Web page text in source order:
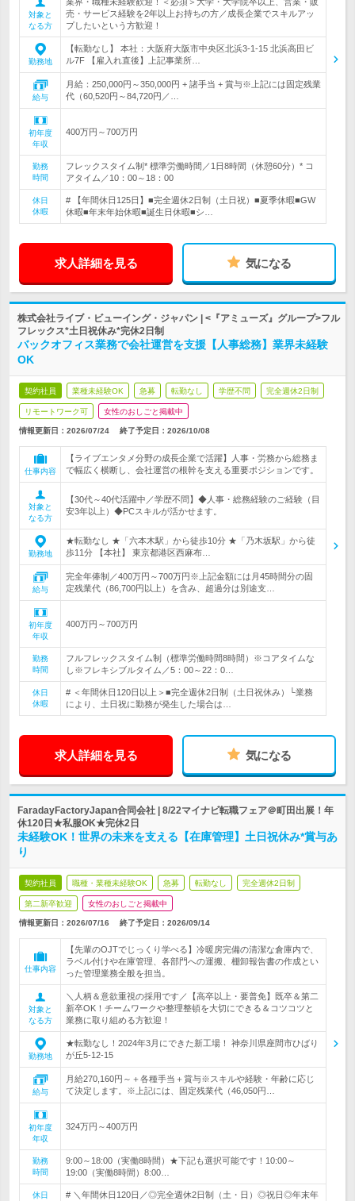
対象と
なる方
売・サービス経験を2年以上お持ちの方／成長企業でスキルアッ
プしたいという方歓迎！
勤務地
【転勤なし】 本社：大阪府大阪市中央区北浜3-1-15 北浜高田ビ
ル7F 【雇入れ直後】上記事業所…
給与
月給：250,000円～350,000円 + 諸手当 + 賞与※上記には固定残業
代（60,520円～84,720円／…
初年度
年収
400万円～700万円
勤務
時間
フレックスタイム制* 標準労働時間／1日8時間（休憩60分）* コ
アタイム／10：00～18：00
休日
休暇
# 【年間休日125日】■完全週休2日制（土日祝）■夏季休暇■GW
休暇■年末年始休暇■誕生日休暇■シ…
求人詳細を見る 気になる
株式会社ライブ・ビューイング・ジャパン | <『アミューズ』グループ>フル
フレックス*土日祝休み*完休2日制
バックオフィス業務で会社運営を支援【人事総務】業界未経験
OK
契約社員 業種未経験OK 急募 転勤なし 学歴不問 完全週休2日制
リモートワーク可 女性のおしごと掲載中
情報更新日：2026/07/24 終了予定日： 2026/10/08
仕事内容
【ライブエンタメ分野の成長企業で活躍】人事・労務から総務ま
で幅広く横断し、会社運営の根幹を支える重要ポジションです。
対象と
なる方
【30代～40代活躍中／学歴不問】◆人事・総務経験のご経験（目
安3年以上）◆PCスキルが活かせます。
勤務地
★転勤なし ★「六本木駅」から徒歩10分 ★「乃木坂駅」から徒
歩11分 【本社】 東京都港区西麻布…
給与
完全年俸制／400万円～700万円※上記金額には月45時間分の固
定残業代（86,700円以上）を含み、超過分は別途支…
初年度
年収
400万円～700万円
勤務
時間
フルフレックスタイム制（標準労働時間8時間）※コアタイムな
し※フレキシブルタイム／5：00～22：0…
休日
休暇
# ＜年間休日120日以上＞■完全週休2日制（土日祝休み）└業務
により、土日祝に勤務が発生した場合は…
求人詳細を見る 気になる
FaradayFactoryJapan合同会社 | 8/22マイナビ転職フェア＠町田出展！年
休120日★私服OK★完休2日
未経験OK！世界の未来を支える【在庫管理】土日祝休み*賞与あ
り
契約社員 職種・業種未経験OK 急募 転勤なし 完全週休2日制
第二新卒歓迎 女性のおしごと掲載中
情報更新日：2026/07/16 終了予定日： 2026/09/14
仕事内容
【先輩のOJTでじっくり学べる】冷暖房完備の清潔な倉庫内で、
ラベル付けや在庫管理、各部門への運搬、棚卸報告書の作成とい
った管理業務全般を担当。
対象と
なる方
＼人柄＆意欲重視の採用です／【高卒以上・要普免】既卒＆第二
新卒OK！チームワークや整理整頓を大切にできる＆コツコツと
業務に取り組める方歓迎！
勤務地
★転勤なし！2024年3月にできた新工場！ 神奈川県座間市ひばり
が丘5-12-15
給与
月給270,160円～＋各種手当＋賞与※スキルや経験・年齢に応じ
て決定します。※上記には、固定残業代（46,050円…
初年度
年収
324万円～400万円
勤務
時間
9:00～18:00（実働8時間）★下記も選択可能です！10:00～
19:00（実働8時間）8:00…
休日
# ＼年間休日120日／◎完全週休2日制（土・日）◎祝日◎年末年